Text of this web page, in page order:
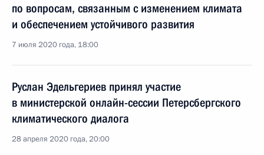
по вопросам, связанным с изменением климата
и обеспечением устойчивого развития
7 июля 2020 года, 18:00
Руслан Эдельгериев принял участие
в министерской онлайн-сессии Петерсбергского
климатического диалога
28 апреля 2020 года, 20:00